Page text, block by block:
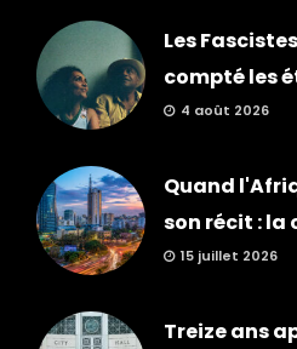
Les
compté les
4 août 2026
Quand
son récit : la
15 juillet 2026
Treize ans